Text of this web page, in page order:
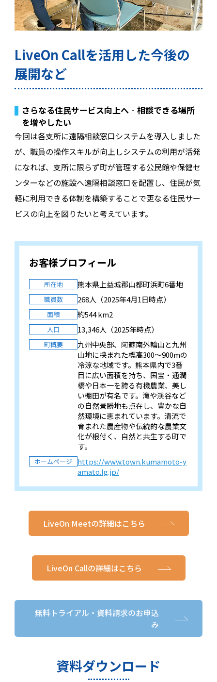
LiveOn Callを活用した今後の
展開など
さらなる住民サービス向上へ‐相談できる場所
を増やしたい
今回は各支所に遠隔相談窓口システムを導入しました
が、職員の操作スキルが向上しシステムの利用が活発
になれば、支所に限らず町が管理する公民館や保健セ
ンターなどの施設へ遠隔相談窓口を配置し、住民が気
軽に利用できる体制を構築することで更なる住民サー
ビスの向上を図りたいと考えています。
お客様プロフィール
所在地 熊本県上益城郡山都町浜町6番地
職員数 268人（2025年4月1日時点）
面積 約544 km2
人口 13,346人（2025年時点）
町概要
九州中央部、阿蘇南外輪山と九州
山地に挟まれた標高300〜900mの
冷涼な地域です。熊本県内で3番
目に広い面積を持ち、国宝・通潤
橋や日本一を誇る有機農業、美し
い棚田が有名です。滝や渓谷など
の自然景勝地も点在し、豊かな自
然環境に恵まれています。清流で
育まれた農産物や伝統的な農業文
化が根付く、自然と共生する町で
す。
ホームページ
https://www.town.kumamoto-y
amato.lg.jp/
LiveOn Meetの詳細はこちら
LiveOn Callの詳細はこちら
無料トライアル・資料請求のお申込
み
資料ダウンロード